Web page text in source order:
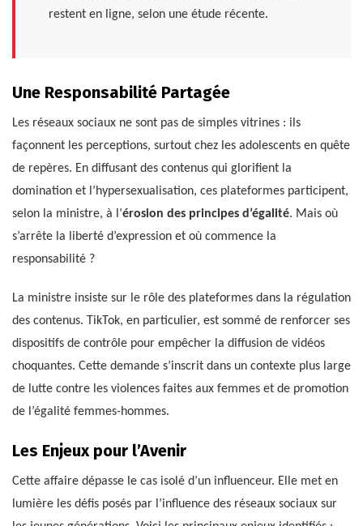
restent en ligne, selon une étude récente.
Une Responsabilité Partagée
Les réseaux sociaux ne sont pas de simples vitrines : ils
façonnent les perceptions, surtout chez les adolescents en quête
de repères. En diffusant des contenus qui glorifient la
domination et l’hypersexualisation, ces plateformes participent,
selon la ministre, à l’érosion des principes d’égalité. Mais où
s’arrête la liberté d’expression et où commence la
responsabilité ?
La ministre insiste sur le rôle des plateformes dans la régulation
des contenus. TikTok, en particulier, est sommé de renforcer ses
dispositifs de contrôle pour empêcher la diffusion de vidéos
choquantes. Cette demande s’inscrit dans un contexte plus large
de lutte contre les violences faites aux femmes et de promotion
de l’égalité femmes-hommes.
Les Enjeux pour l’Avenir
Cette affaire dépasse le cas isolé d’un influenceur. Elle met en
lumière les défis posés par l’influence des réseaux sociaux sur